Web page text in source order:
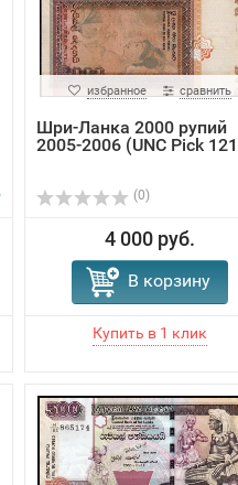
избранное сравнить
Шри-Ланка 2000 рупий
2005-2006 (UNC Pick
(0)
4 000 руб.
В корзину